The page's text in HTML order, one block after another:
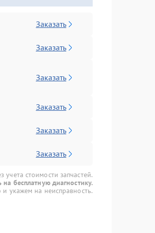
Заказать
Заказать
Заказать
Заказать
Заказать
Заказать
стоимости запчастей.
на бесплатную диагностику.
укажем на неисправность.